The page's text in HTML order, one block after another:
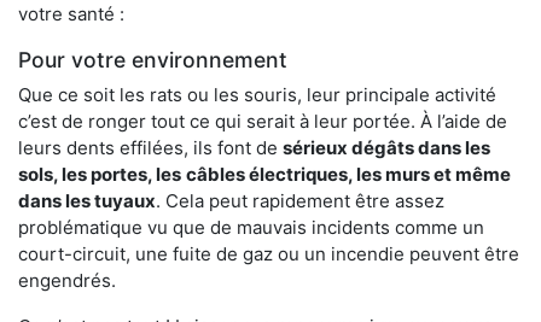
votre santé :
Pour votre environnement
Que ce soit les rats ou les souris, leur principale activité
c’est de ronger tout ce qui serait à leur portée. À l’aide de
leurs dents effilées, ils font de sérieux dégâts dans les
sols, les portes, les câbles électriques, les murs et même
dans les tuyaux. Cela peut rapidement être assez
problématique vu que de mauvais incidents comme un
court-circuit, une fuite de gaz ou un incendie peuvent être
engendrés.